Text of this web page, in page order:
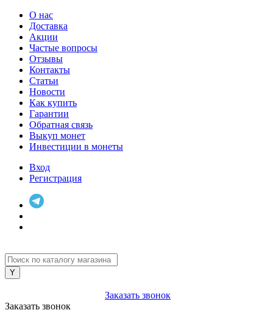
О нас
Доставка
Акции
Частые вопросы
Отзывы
Контакты
Статьи
Новости
Как купить
Гарантии
Обратная связь
Выкуп монет
Инвестиции в монеты
Вход
Регистрация
Заказать звонок
Заказать звонок